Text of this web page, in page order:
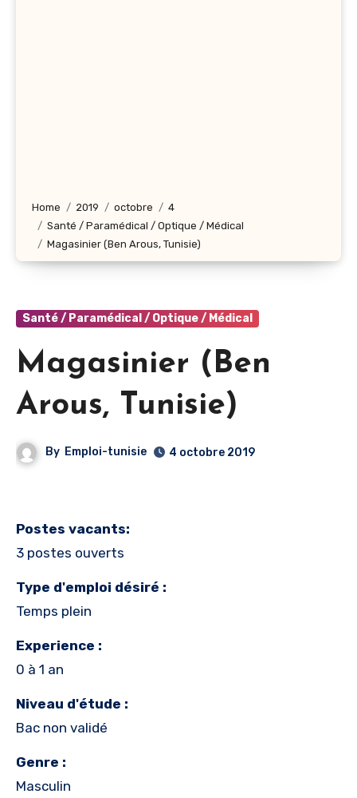
Home 2019 octobre
4
Santé / Paramédical / Optique / Médical
Magasinier (Ben Arous, Tunisie)
Santé / Paramédical / Optique / Médical
Magasinier (Ben
Arous, Tunisie)
By Emploi-tunisie 4 octobre 2019
Postes vacants:
3 postes ouverts
Type d'emploi désiré :
Temps plein
Experience :
0 à 1 an
Niveau d'étude :
Bac non validé
Genre :
Masculin